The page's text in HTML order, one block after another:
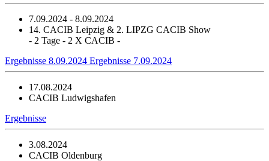
7.09.2024 - 8.09.2024
14. CACIB Leipzig & 2. LIPZG CACIB Show
- 2 Tage - 2 X CACIB -
Ergebnisse 8.09.2024 Ergebnisse 7.09.2024
17.08.2024
CACIB Ludwigshafen
Ergebnisse
3.08.2024
CACIB Oldenburg